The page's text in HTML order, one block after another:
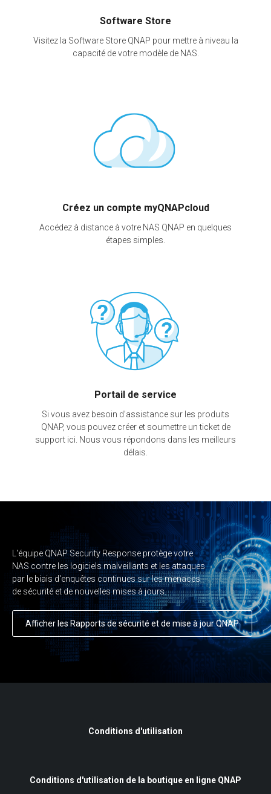
Software Store
Visitez la Software Store QNAP pour mettre à niveau la
capacité de votre modèle de NAS.
Créez un compte myQNAPcloud
Accédez à distance à votre NAS QNAP en quelques
étapes simples.
Portail de service
Si vous avez besoin d’assistance sur les produits
QNAP, vous pouvez créer et soumettre un ticket de
support ici. Nous vous répondons dans les meilleurs
délais.
L'équipe QNAP Security Response protège votre
NAS contre les logiciels malveillants et les attaques
par le biais d'enquêtes continues sur les menaces
de sécurité et de nouvelles mises à jours.
Afficher les Rapports de sécurité et de mise à jour QNAP
Conditions d'utilisation
Conditions d'utilisation de la boutique en ligne QNAP